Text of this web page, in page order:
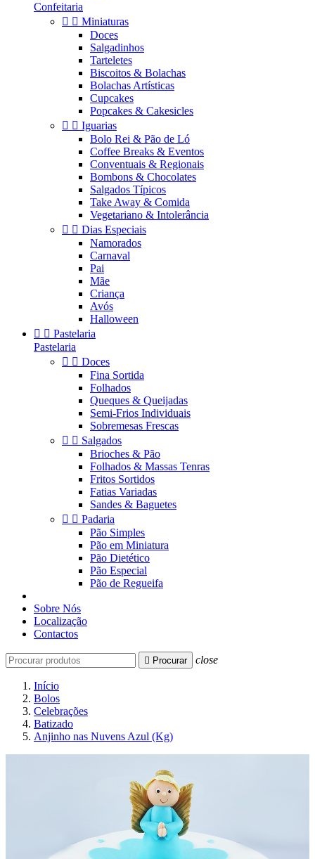
Confeitaria
  Miniaturas
Doces
Salgadinhos
Tarteletes
Biscoitos & Bolachas
Bolachas Artísticas
Cupcakes
Popcakes & Cakesicles
  Iguarias
Bolo Rei & Pão de Ló
Coffee Breaks & Eventos
Conventuais & Regionais
Bombons & Chocolates
Salgados Típicos
Take Away & Comida
Vegetariano & Intolerância
  Dias Especiais
Namorados
Carnaval
Pai
Mãe
Criança
Avós
Halloween
  Pastelaria
Pastelaria
  Doces
Fina Sortida
Folhados
Queques & Queijadas
Semi-Frios Individuais
Sobremesas Frescas
  Salgados
Brioches & Pão
Folhados & Massas Tenras
Fritos Sortidos
Fatias Variadas
Sandes & Baguetes
  Padaria
Pão Simples
Pão em Miniatura
Pão Dietético
Pão Especial
Pão de Regueifa
Sobre Nós
Localização
Contactos
 Procurar close
Início
Bolos
Celebrações
Batizado
Anjinho nas Nuvens Azul (Kg)